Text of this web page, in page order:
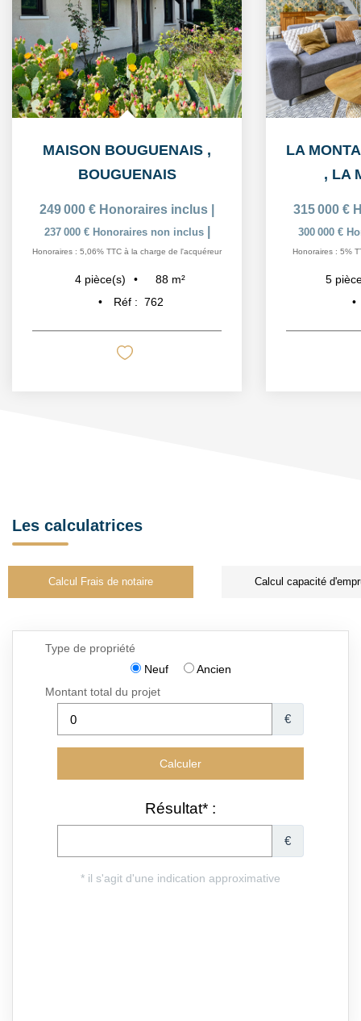
MAISON BOUGUENAIS ,
BOUGUENAIS
249 000 € Honoraires inclus
237 000 € Honoraires non inclus
Honoraires : 5,06% TTC à la charge de l'acquéreur
4 pièce(s) 88 m²
Réf : 762
, LA
315 000 €
300 000 €
Honoraires : 5%
5
Les calculatrices
Calcul Frais de notaire Calcul capacité